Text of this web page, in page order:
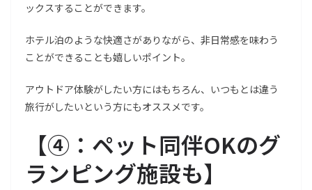
ックスすることができます。
ホテル泊のような快適さがありながら、非日常感を味わう
ことができることも嬉しいポイント。
アウトドア体験がしたい方にはもちろん、いつもとは違う
旅行がしたいという方にもオススメです。
【④：ペット同伴OKのグ
ランピング施設も】